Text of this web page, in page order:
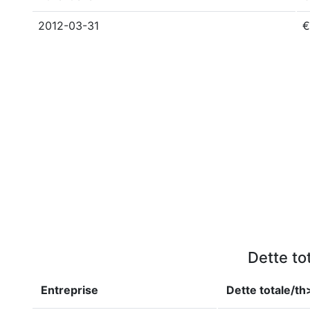
2012-03-31
Dette
Entreprise Dette totale/